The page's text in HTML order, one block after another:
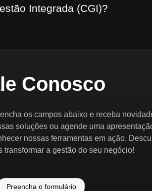
Integrada (CGI)?
Conosco
os campos abaixo e receba
soluções ou agende uma
nossas ferramentas em ação.
transformar a gestão do seu negócio!
Preencha o formulário